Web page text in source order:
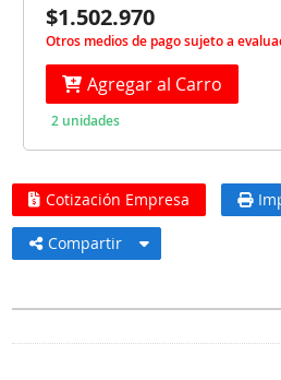
$1.502.970
Otros medios de pago sujeto a
Agregar al Carro
2 unidades
Cotización Empresa
Compartir